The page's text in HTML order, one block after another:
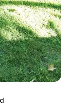
ΑΚΟΛΟΥΘΉΣΤΕ